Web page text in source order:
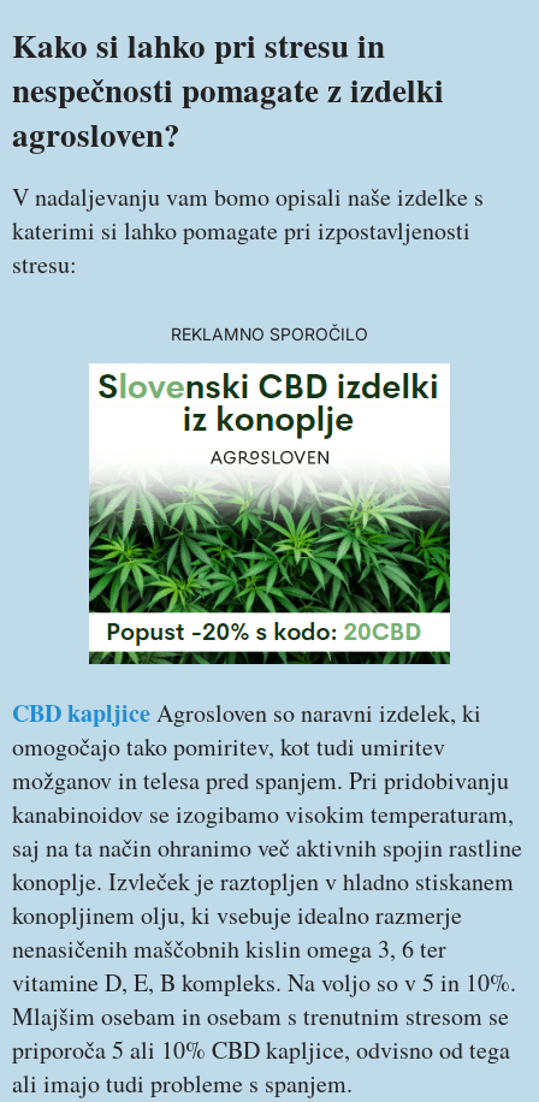
Kako si lahko pri stresu in
nespečnosti pomagate z izdelki
agrosloven?
V nadaljevanju vam bomo opisali naše izdelke s
katerimi si lahko pomagate pri izpostavljenosti
stresu:
REKLAMNO SPOROČILO
CBD kapljiceAgrosloven so naravni izdelek, ki
omogočajo tako pomiritev, kot tudi umiritev
možganov in telesa pred spanjem. Pri pridobivanju
kanabinoidov se izogibamo visokim temperaturam,
saj na ta način ohranimo več aktivnih spojin rastline
konoplje. Izvleček je raztopljen v hladno stiskanem
konopljinem olju, ki vsebuje idealno razmerje
nenasičenih maščobnih kislin omega 3, 6 ter
vitamine D, E, B kompleks. Na voljo so v 5 in 10%.
Mlajšim osebam in osebam s trenutnim stresom se
priporoča 5 ali 10% CBD kapljice, odvisno od tega
ali imajo tudi probleme s spanjem.